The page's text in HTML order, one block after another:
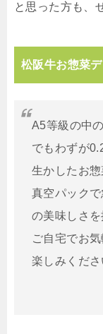
と思った方も、
松阪牛お惣菜
A5等級の中
でもわずが
生かしたお惣
真空パック
の美味しさを
ご自宅でお
楽しみくださ